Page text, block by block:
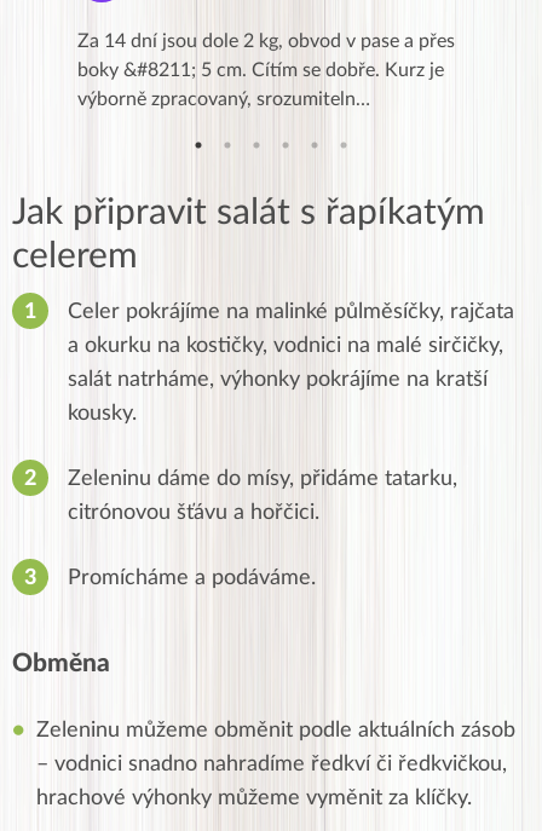
Za 14 dní jsou dole 2 kg, obvod v pase a přes
boky &#8211; 5 cm. Cítím se dobře. Kurz je
výborně zpracovaný, srozumiteln…
Jak připravit salát s řapíkatým
celerem
Celer pokrájíme na malinké půlměsíčky, rajčata
a okurku na kostičky, vodnici na malé sirčičky,
salát natrháme, výhonky pokrájíme na kratší
kousky.
Zeleninu dáme do mísy, přidáme tatarku,
citrónovou šťávu a hořčici.
Promícháme a podáváme.
Obměna
Zeleninu můžeme obměnit podle aktuálních zásob
– vodnici snadno nahradíme ředkví či ředkvičkou,
hrachové výhonky můžeme vyměnit za klíčky.